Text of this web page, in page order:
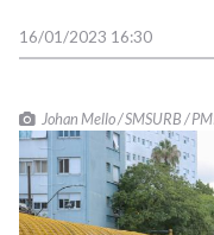
16/01/2023 16:30
Johan Mello / SMSURB /